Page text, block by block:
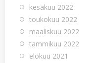
kesäkuu 2022
toukokuu 2022
maaliskuu 2022
tammikuu 2022
elokuu 2021